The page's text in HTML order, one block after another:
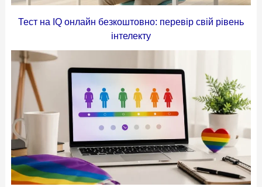
Тест на IQ онлайн безкоштовно: перевір свій рівень
інтелекту